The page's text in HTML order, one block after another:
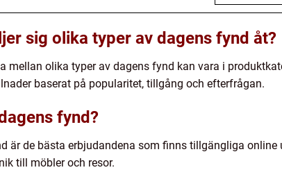
sig olika typer av dagens fynd åt?
mellan olika typer av dagens fynd kan vara i
baserat på popularitet, tillgång och efterfrågan.
fynd?
är de bästa erbjudandena som finns tillgängliga
till möbler och resor.